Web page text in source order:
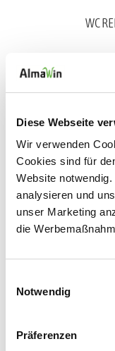
Diese Webseite
Wir verwenden
Cookies sind für
Website
analysieren und
unser Marketing
die
Notwendig
Präferenzen
WC